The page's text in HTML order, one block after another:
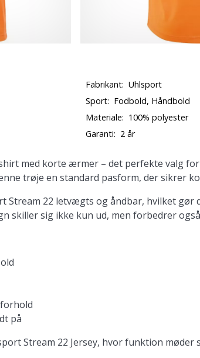
Fabrikant: Uhlsport
Sport: Fodbold, Håndbold
Materiale: 100% polyester
Garanti: 2 år
med korte ærmer – det perfekte valg
trøje en standard pasform, der sikrer
Stream 22 letvægts og åndbar, hvilket gør
skiller sig ikke kun ud, men forbedrer
på
Stream 22 Jersey, hvor funktion møder